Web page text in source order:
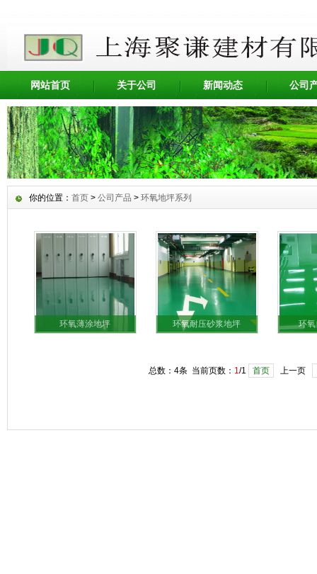
网站首页 关于公司 新闻动态 公司
你的位置： 首页 > 公司产品 > 环氧地坪系列
环氧薄涂地坪 环氧耐压砂浆地坪 环
总数：4条 当前页数： 1/1 首页 上一页